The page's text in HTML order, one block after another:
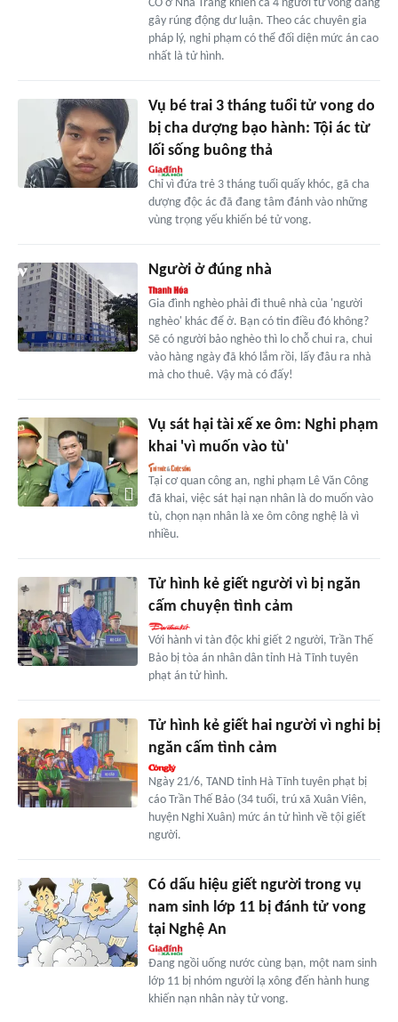
CO ở Nha Trang khiến cả 4 người tử vong đang
gây rúng động dư luận. Theo các chuyên gia
pháp lý, nghi phạm có thể đối diện mức án cao
nhất là tử hình.
Vụ bé trai 3 tháng tuổi tử vong do
bị cha dượng bạo hành: Tội ác từ
lối sống buông thả
Chỉ vì đứa trẻ 3 tháng tuổi quấy khóc, gã cha
dượng độc ác đã đang tâm đánh vào những
vùng trọng yếu khiến bé tử vong.
Người ở đúng nhà
Gia đình nghèo phải đi thuê nhà của 'người
nghèo' khác để ở. Bạn có tin điều đó không?
Sẽ có người bảo nghèo thì lo chỗ chui ra, chui
vào hàng ngày đã khó lắm rồi, lấy đâu ra nhà
mà cho thuê. Vậy mà có đấy!
Vụ sát hại tài xế xe ôm: Nghi phạm
khai 'vì muốn vào tù'
Tại cơ quan công an, nghi phạm Lê Văn Công
đã khai, việc sát hại nạn nhân là do muốn vào
tù, chọn nạn nhân là xe ôm công nghệ là vì
nhiều.
Tử hình kẻ giết người vì bị ngăn
cấm chuyện tình cảm
Với hành vi tàn độc khi giết 2 người, Trần Thế
Bảo bị tòa án nhân dân tỉnh Hà Tĩnh tuyên
phạt án tử hình.
Tử hình kẻ giết hai người vì nghi bị
ngăn cấm tình cảm
Ngày 21/6, TAND tỉnh Hà Tĩnh tuyên phạt bị
cáo Trần Thế Bảo (34 tuổi, trú xã Xuân Viên,
huyện Nghi Xuân) mức án tử hình về tội giết
người.
Có dấu hiệu giết người trong vụ
nam sinh lớp 11 bị đánh tử vong
tại Nghệ An
Đang ngồi uống nước cùng bạn, một nam sinh
lớp 11 bị nhóm người lạ xông đến hành hung
khiến nạn nhân này tử vong.